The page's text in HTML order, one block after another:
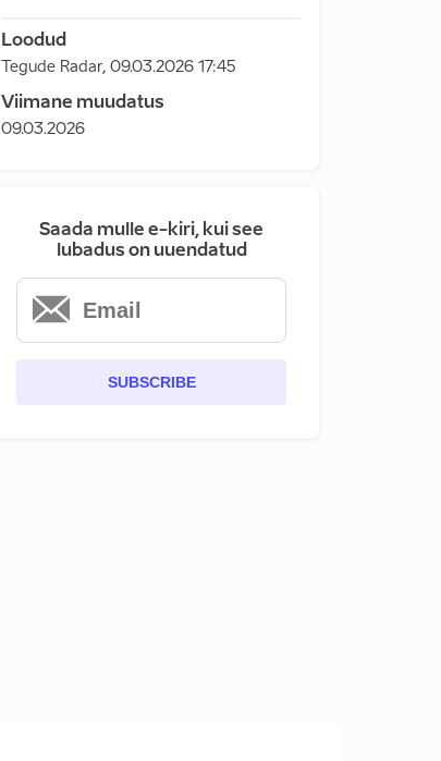
Loodud
Tegude Radar, 09.03.2026 17:45
Viimane muudatus
09.03.2026
Saada mulle e-kiri, kui see
lubadus on uuendatud
SUBSCRIBE